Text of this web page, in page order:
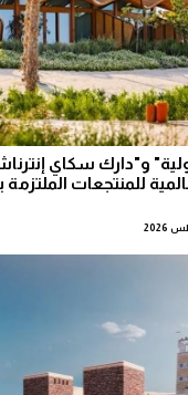
و"دارك سكاي
للمنتجعات الملتزمة